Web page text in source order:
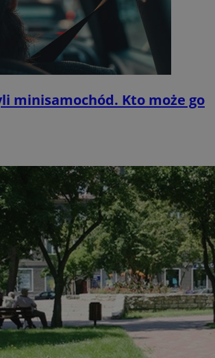
minisamochód. Kto może go